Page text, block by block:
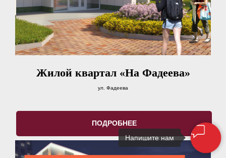
Жилой квартал «На Фадеева»
ул. Фадеева
ПОДРОБНЕЕ
Напишите нам